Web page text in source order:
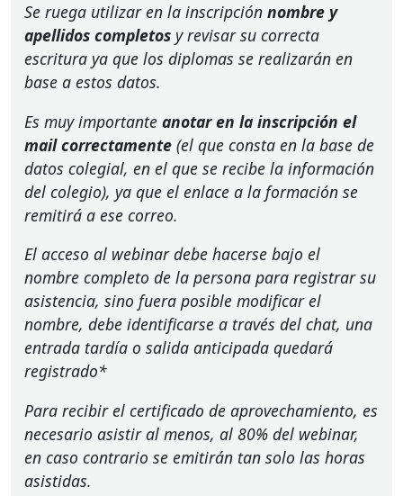
Se ruega utilizar en la inscripción nombre y
apellidos completos y revisar su correcta
escritura ya que los diplomas se realizarán en
base a estos datos.
Es muy importante anotar en la inscripción el
mail correctamente (el que consta en la base de
datos colegial, en el que se recibe la información
del colegio), ya que el enlace a la formación se
remitirá a ese correo.
El acceso al webinar debe hacerse bajo el
nombre completo de la persona para registrar su
asistencia, sino fuera posible modificar el
nombre, debe identificarse a través del chat, una
entrada tardía o salida anticipada quedará
registrado*
Para recibir el certificado de aprovechamiento, es
necesario asistir al menos, al 80% del webinar,
en caso contrario se emitirán tan solo las horas
asistidas.